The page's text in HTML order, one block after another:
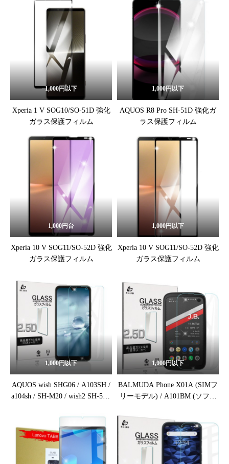
1,000円以下
Xperia 1 V SOG10/SO-51D 強化
ガラス保護フィルム
1,000円以下
AQUOS R8 Pro SH-51D 強化ガ
ラス保護フィルム
1,000円台
Xperia 10 V SOG11/SO-52D 強化
ガラス保護フィルム
1,000円以下
Xperia 10 V SOG11/SO-52D 強化
ガラス保護フィルム
1,000円以下
AQUOS wish SHG06 / A103SH /
a104sh / SH-M20 / wish2 SH-51C
53D 強化ガラス保護フィルム
1,000円以下
BALMUDA Phone X01A (SIMフ
リーモデル) / A101BM (ソフト
フィルム